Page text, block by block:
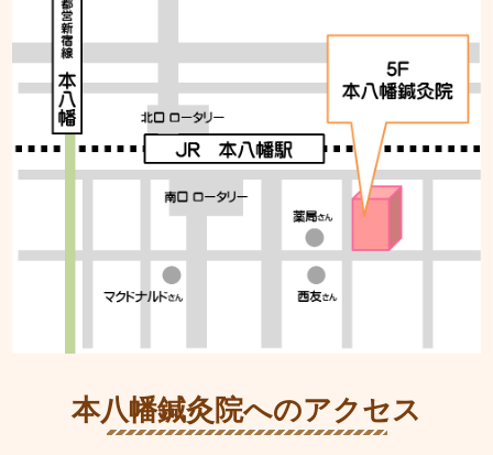
本八幡鍼灸院へのアクセス